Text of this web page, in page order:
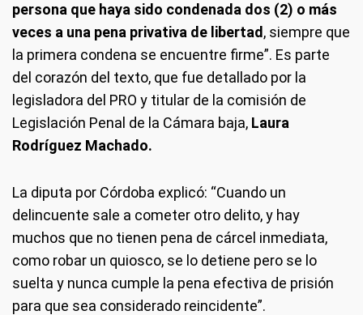
persona que haya sido condenada dos (2) o más
veces a una pena privativa de libertad , siempre que
la primera condena se encuentre firme”. Es parte
del corazón del texto, que fue detallado por la
legisladora del PRO y titular de la comisión de
Legislación Penal de la Cámara baja, Laura
Rodríguez Machado.
La diputa por Córdoba explicó: “Cuando un
delincuente sale a cometer otro delito, y hay
muchos que no tienen pena de cárcel inmediata,
como robar un quiosco, se lo detiene pero se lo
suelta y nunca cumple la pena efectiva de prisión
para que sea considerado reincidente”.